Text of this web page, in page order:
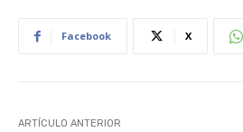
Facebook X
ARTÍCULO ANTERIOR